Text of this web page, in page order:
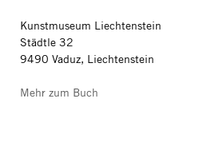
Kunstmuseum Liechtenstein
Städtle 32
9490 Vaduz, Liechtenstein
Mehr zum Buch